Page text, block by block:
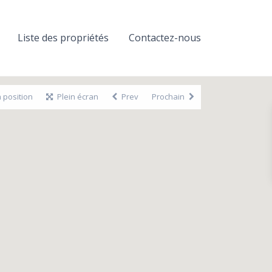
Liste des propriétés Contactez-nous
position Plein écran Prev Prochain